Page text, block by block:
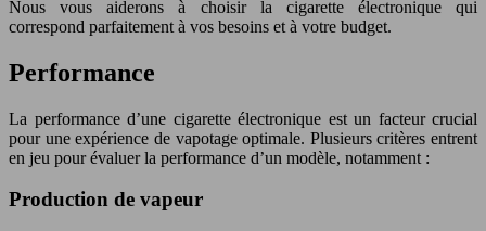
Nous vous aiderons à choisir la cigarette électronique qui
correspond parfaitement à vos besoins et à votre budget.
Performance
La performance d’une cigarette électronique est un facteur crucial
pour une expérience de vapotage optimale. Plusieurs critères entrent
en jeu pour évaluer la performance d’un modèle, notamment :
Production de vapeur